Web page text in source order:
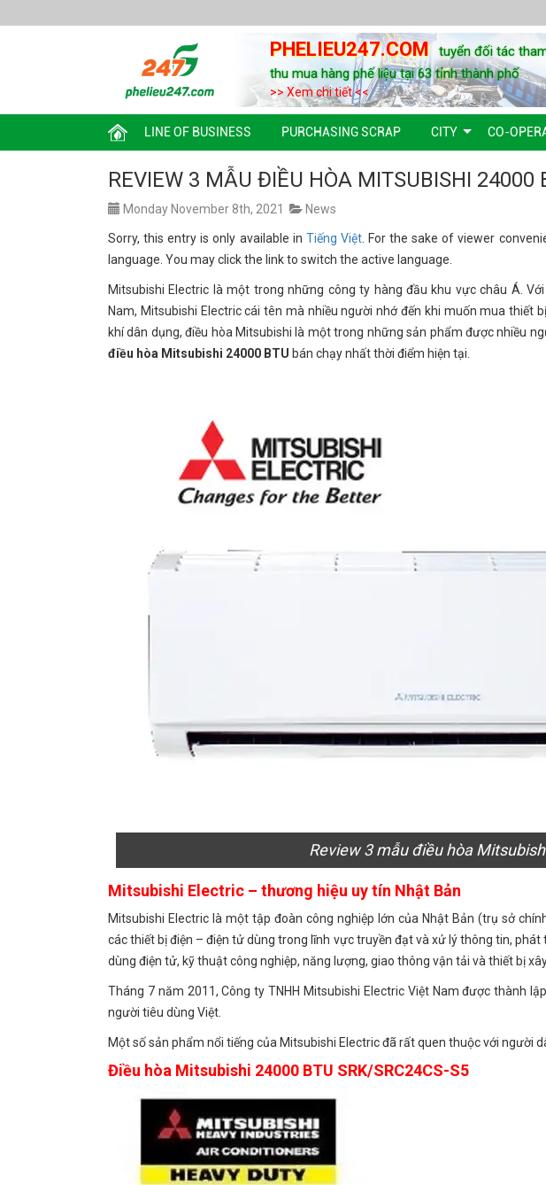
PHELIEU247.COM
tuyển đối tác
thu mua hàng phế liệu tại 63 tỉnh thành phố
>> Xem chi tiết <<
LINE OF BUSINESS PURCHASING SCRAP CITY CO-
REVIEW 3 MẪU ĐIỀU HÒA MITSUBISHI 24000
Monday November 8th, 2021 News
Sorry, this entry is only available in Tiếng Việt. For the sake of viewer
language. You may click the link to switch the active language.
Mitsubishi Electric là một trong những công ty hàng đầu khu vực châu Á.
Nam, Mitsubishi Electric cái tên mà nhiều người nhớ đến khi muốn mua thiết
khí dân dụng, điều hòa Mitsubishi là một trong những sản phẩm được nhiều
điều hòa Mitsubishi 24000 BTU bán chạy nhất thời điểm hiện tại.
Review 3 mẫu điều hòa
Mitsubishi Electric – thương hiệu uy tín Nhật Bản
Mitsubishi Electric là một tập đoàn công nghiệp lớn của Nhật Bản (trụ sở
các thiết bị điện – điện tử dùng trong lĩnh vực truyền đạt và xử lý thông tin,
dùng điện tử, kỹ thuật công nghiệp, năng lượng, giao thông vận tải và thiết bị
Tháng 7 năm 2011, Công ty TNHH Mitsubishi Electric Việt Nam được thành
người tiêu dùng Việt.
Một số sản phẩm nổi tiếng của Mitsubishi Electric đã rất quen thuộc với người
Điều hòa Mitsubishi 24000 BTU SRK/SRC24CS-S5